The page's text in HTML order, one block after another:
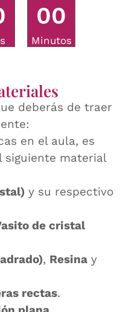
00
Minutos
deberás de traer
en el aula, es
siguiente material
y su respectivo
de cristal
, Resina y
rectas.